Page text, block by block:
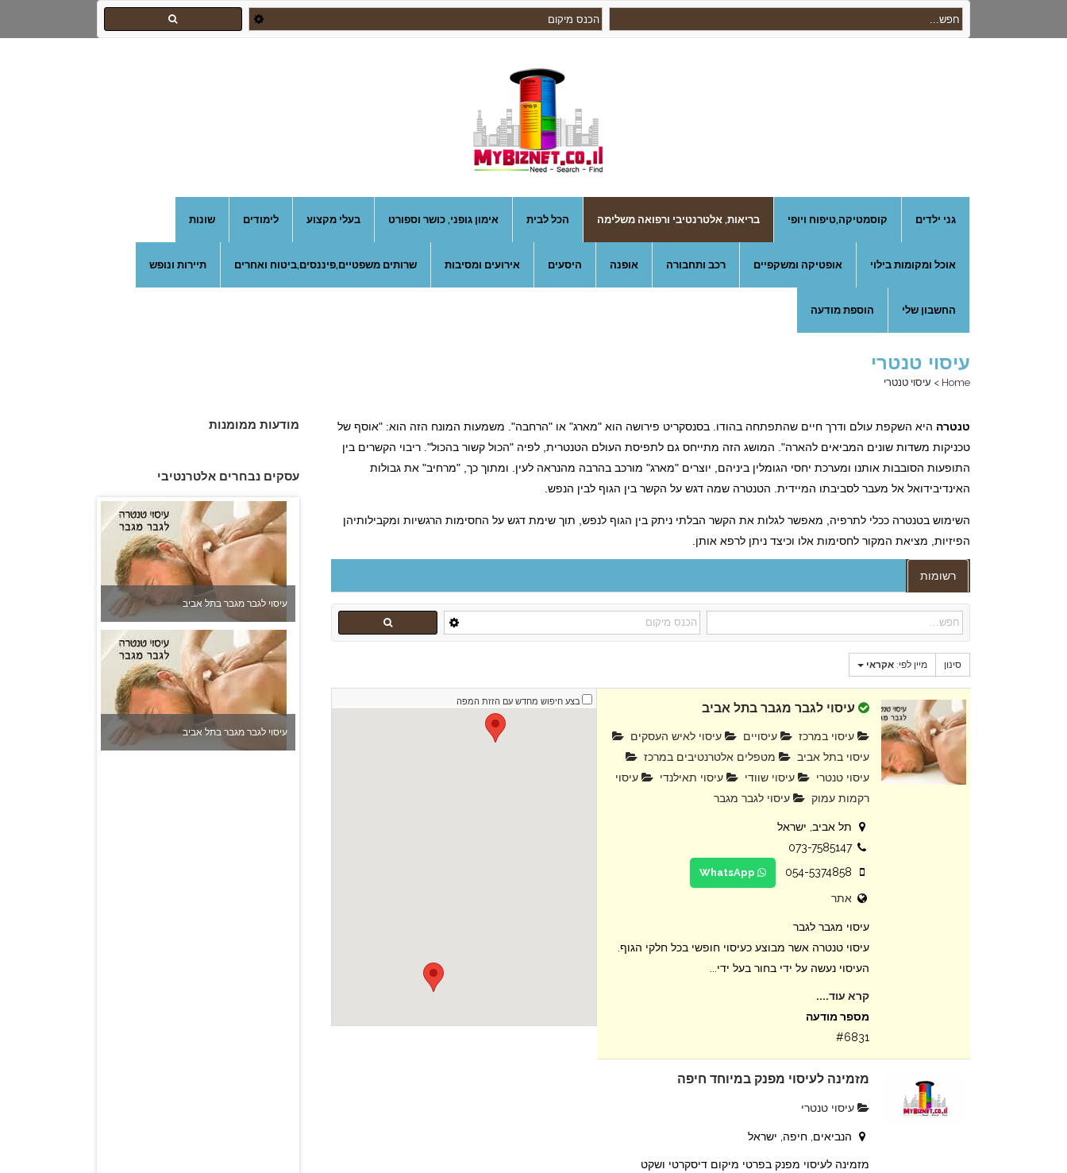
גני ילדים קוסמטיקה,טיפוח ויופי בריאות, אלטרנטיבי ורפואה משלימה הכל לבית אימון גופני, כושר וספורט בעלי מקצוע לימודים שונות
אוכל ומקומות בילוי אופטיקה ומשקפיים רכב ותחבורה אופנה היסעים אירועים ומסיבות שרותים משפטיים,פיננסים,ביטוח ואחרים תיירות ונופש
החשבון שלי הוספת מודעה
עיסוי טנטרי
Home
> עיסוי טנטרי
טנטרה היא השקפת עולם ודרך חיים שהתפתחה בהודו. בסנסקריט פירושה הוא "מארג" או "הרחבה". משמעות המונח הזה הוא: "אוסף של
טכניקות משדות שונים המביאים להארה". המושג הזה מתייחס גם לתפיסת העולם הטנטרית, לפיה "הכול קשור בהכול". ריבוי הקשרים בין
התופעות הסובבות אותנו ומערכת יחסי הגומלין ביניהם, יוצרים "מארג" מורכב בהרבה מהנראה לעין. ומתוך כך, "מרחיב" את גבולות
האינדיבידואל אל מעבר לסביבתו המיידית. הטנטרה שמה דגש על הקשר בין הגוף לבין הנפש.
השימוש בטנטרה ככלי לתרפיה, מאפשר לגלות את הקשר הבלתי ניתק בין הגוף לנפש, תוך שימת דגש על החסימות הרגשיות ומקבילותיהן
הפיזיות, מציאת המקור לחסימות אלו וכיצד ניתן לרפא אותן.
רשומות
סינון מיין לפי: אקראי
עיסוי לגבר מגבר בתל אביב
עיסוי במרכז עיסויים
עיסוי לאיש העסקים
עיסוי בתל אביב
מטפלים אלטרנטיבים במרכז
עיסוי טנטרי
עיסוי שוודי עיסוי תאילנדי
עיסוי
רקמות עמוק
עיסוי לגבר מגבר
תל אביב, ישראל
073-7585147
054-5374858
אתר
עיסוי מגבר לגבר
עיסוי טנטרה אשר מבוצע כעיסוי חופשי בכל חלקי הגוף.
העיסוי נעשה על ידי בחור בעל ידי...
קרא עוד....
מספר מודעה
#6831
מזמינה לעיסוי מפנק במיוחד חיפה
עיסוי טנטרי
הנביאים, חיפה, ישראל
מזמינה לעיסוי מפנק בפרטי מיקום דיסקרטי ושקט
בצע חיפוש מחדש עם הזזת המפה
מודעות ממומנות
עסקים נבחרים אלטרנטיבי
עיסוי לגבר מגבר בתל אביב
עיסוי לגבר מגבר בתל אביב
עיסוי לגבר מגבר בתל אביב